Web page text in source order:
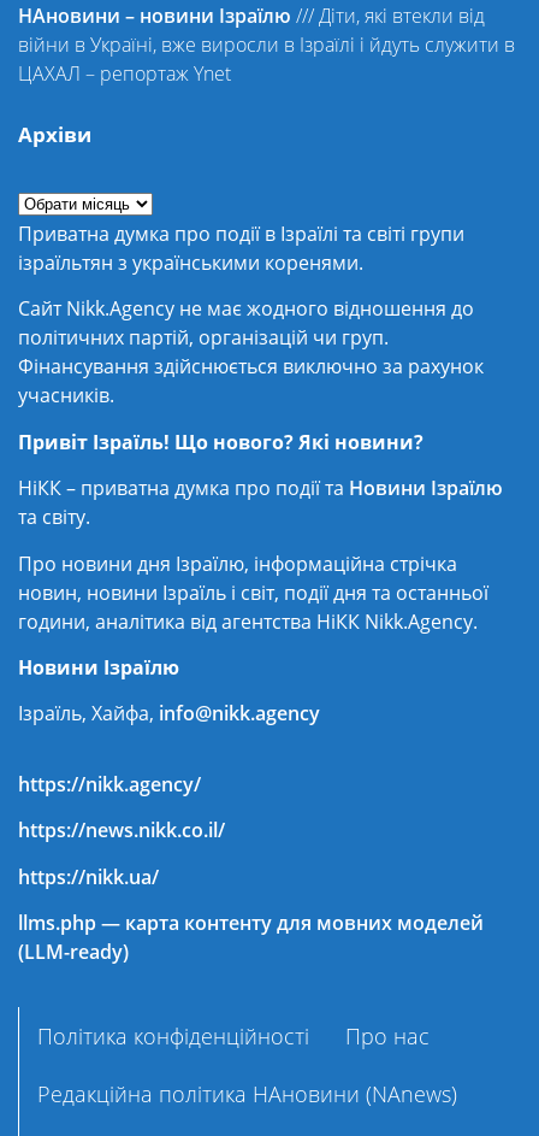
НАновини – новини Ізраїлю ///Діти, які втекли від
війни в Україні, вже виросли в Ізраїлі і йдуть служити в
ЦАХАЛ – репортаж Ynet
Архіви
Приватна думка про події в Ізраїлі та світі групи
ізраїльтян з українськими коренями.
Сайт Nikk.Agency не має жодного відношення до
політичних партій, організацій чи груп.
Фінансування здійснюється виключно за рахунок
учасників.
Привіт Ізраїль! Що нового? Які новини?
НіКК – приватна думка про події та Новини Ізраїлю
та світу.
Про новини дня Ізраїлю, інформаційна стрічка
новин, новини Ізраїль і світ, події дня та останньої
години, аналітика від агентства НіКК Nikk.Agency.
Новини Ізраїлю
Ізраїль, Хайфа, info@nikk.agency
https://nikk.agency/
https://news.nikk.co.il/
https://nikk.ua/
llms.php — карта контенту для мовних моделей
(LLM-ready)
Політика конфіденційності
Про нас
Редакційна політика НАновини (NAnews)